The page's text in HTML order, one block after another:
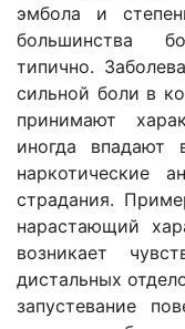
эмбола и
большинства
типично.
сильной боли в
принимают
иногда
наркотические
страдания.
нарастающий
возникает
дистальных
запустевание